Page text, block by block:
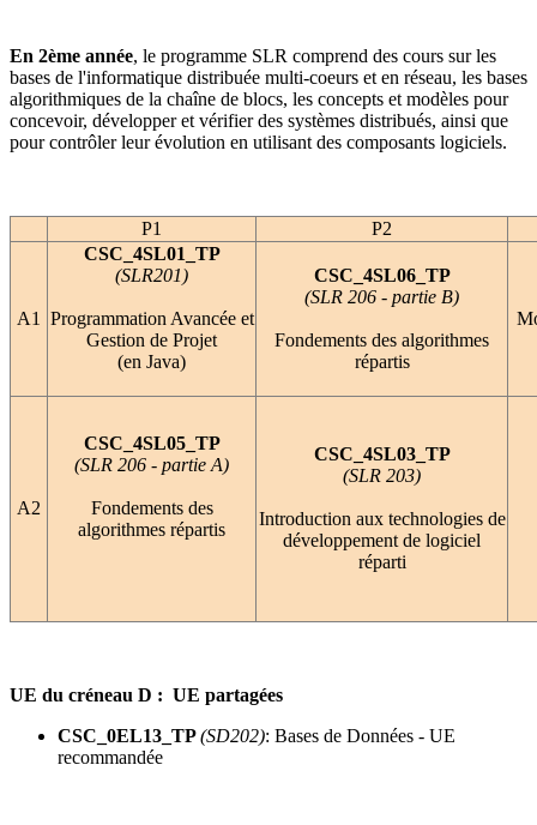
En 2ème année, le programme SLR comprend des cours sur les
bases de l'informatique distribuée multi-coeurs et en réseau, les bases
algorithmiques de la chaîne de blocs, les concepts et modèles pour
concevoir, développer et vérifier des systèmes distribués, ainsi que
pour contrôler leur évolution en utilisant des composants logiciels.
P1 P2
A1
CSC_4SL01_TP
(SLR201)
Programmation Avancée et
Gestion de Projet
(en Java)
CSC_4SL06_TP
(SLR 206 - partie B)
Fondements des algorithmes
répartis
A2
CSC_4SL05_TP
(SLR 206 - partie A)
Fondements des
algorithmes répartis
CSC_4SL03_TP
(SLR 203)
Introduction aux technologies de
développement de logiciel
réparti
UE du créneau D : UE partagées
CSC_0EL13_TP(SD202): Bases de Données - UE
recommandée